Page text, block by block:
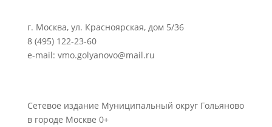
г. Москва, ул. Красноярская, дом 5/36
8 (495) 122-23-60
e-mail: vmo.golyanovo@mail.ru
Сетевое издание Муниципальный округ Гольяново
в городе Москве 0+